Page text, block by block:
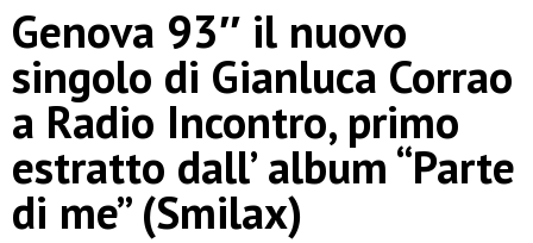
Genova 93″ il nuovo
singolo di Gianluca Corrao
a Radio Incontro, primo
estratto dall’ album “Parte
di me” (Smilax)